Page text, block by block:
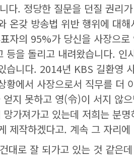
다. 정당한 질문을 던질 권리
온갖 방송법 위반 행위에 대
자의 95%가 당신을 사장으
등을 돌리고 내려왔습니다.
습니다. 2014년 KBS 길환영
황에서 사장으로서 직무를 더
지 못하고 영(令)이 서지 않
가져가고 있는데 저희는 분
제작하겠다고. 계속 그 자리
대로 잘 되가고 있는 것 같은